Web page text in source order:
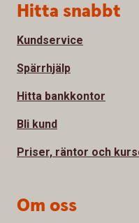
Sidfot
Hitta snabbt
Kundservice
Spärrhjälp
Hitta bankkontor
Bli kund
Priser, räntor och
Om oss